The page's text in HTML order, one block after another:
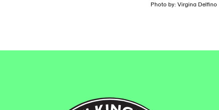
Photo by: Virgina Delfino